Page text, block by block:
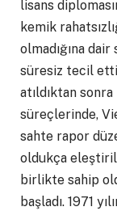
lisans
kemik
olmadığına
süresiz tecil
atıldıktan
süreçlerinde,
sahte rapor
oldukça
birlikte sahip
başladı. 1971